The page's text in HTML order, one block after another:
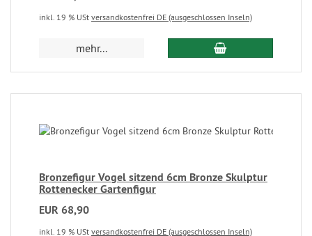
inkl. 19 % USt versandkostenfrei DE (ausgeschlossen Inseln)
mehr...
Bronzefigur Vogel sitzend 6cm Bronze Skulptur
Rottenecker Gartenfigur
EUR 68,90
inkl. 19 % USt versandkostenfrei DE (ausgeschlossen Inseln)